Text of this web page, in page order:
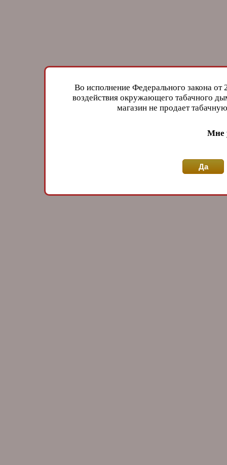
Во исполнение Федерального закона
воздействия окружающего табачного
магазин не продает
Мне
Да